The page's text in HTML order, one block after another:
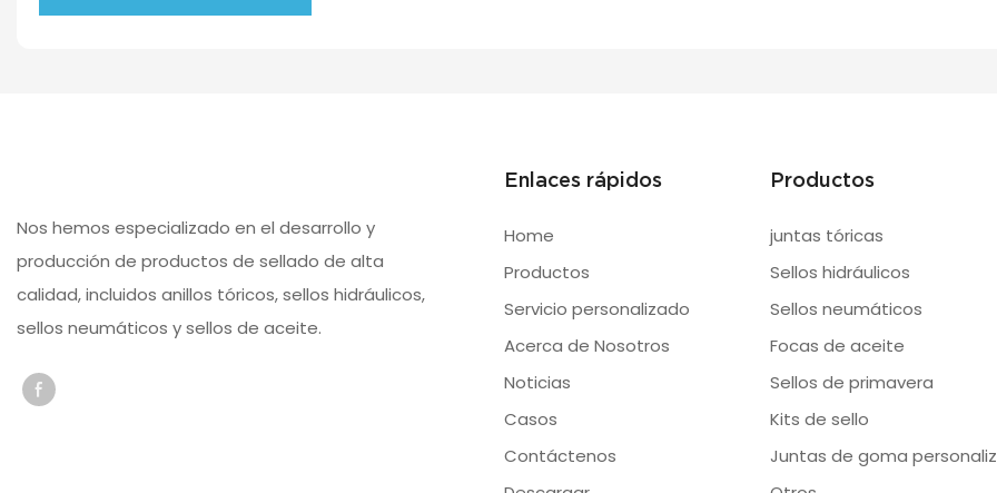
Nos hemos especializado en el desarrollo y
producción de productos de sellado de alta
calidad, incluidos anillos tóricos, sellos hidráulicos,
sellos neumáticos y sellos de aceite.
Enlaces rápidos
Home
Productos
Servicio personalizado
Acerca de Nosotros
Noticias
Casos
Contáctenos
Productos
juntas tóricas
Sellos hidráulicos
Sellos neumáticos
Focas de aceite
Sellos de primavera
Kits de sello
Juntas de goma